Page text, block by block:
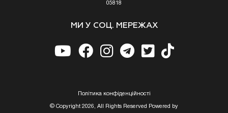
05818
МИ У СОЦ. МЕРЕЖАХ
Полiтика конфiденцiйностi
© Copyright 2026, All Rights Reserved Powered by